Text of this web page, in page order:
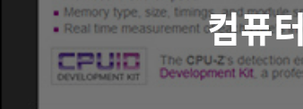
컴퓨